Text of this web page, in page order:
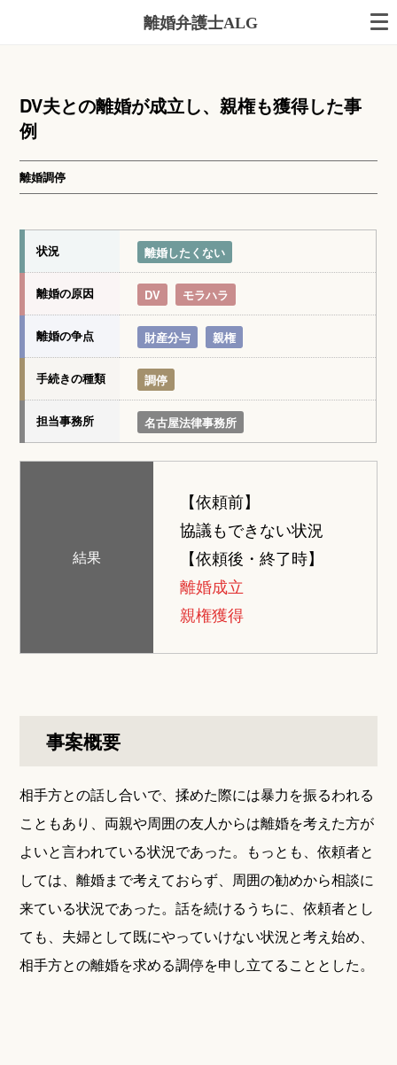
離婚弁護士ALG
DV夫との離婚が成立し、親権も獲得した事
例
離婚調停
状況 離婚したくない
離婚の原因 DV モラハラ
離婚の争点 財産分与 親権
手続きの種類 調停
担当事務所 名古屋法律事務所
結果
【依頼前】
協議もできない状況
【依頼後・終了時】
離婚成立
親権獲得
事案概要
相手方との話し合いで、揉めた際には暴力を振るわれる
こともあり、両親や周囲の友人からは離婚を考えた方が
よいと言われている状況であった。もっとも、依頼者と
しては、離婚まで考えておらず、周囲の勧めから相談に
来ている状況であった。話を続けるうちに、依頼者とし
ても、夫婦として既にやっていけない状況と考え始め、
相手方との離婚を求める調停を申し立てることとした。